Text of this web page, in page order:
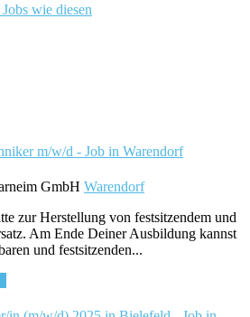
wie diesen
m/w/d - Job in Warendorf
GmbH Warendorf
zur Herstellung von festsitzendem und
Am Ende Deiner Ausbildung kannst
und festsitzenden...